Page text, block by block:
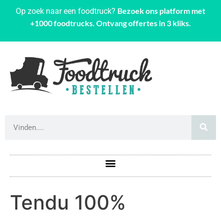
Op zoek naar een foodtruck? Bezoek ons platform met
+1000 foodtrucks. Ontvang offertes in 3 kliks.
Tendu 100%